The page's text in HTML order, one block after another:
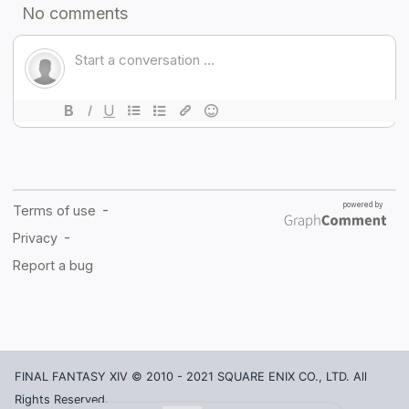
FINAL FANTASY XIV © 2010 - 2021 SQUARE ENIX CO., LTD. All
Rights Reserved.